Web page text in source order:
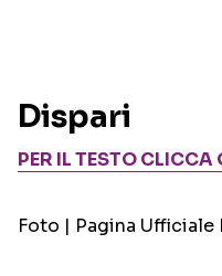
Dispari
PER IL TESTO CLICCA
Foto | Pagina Ufficiale